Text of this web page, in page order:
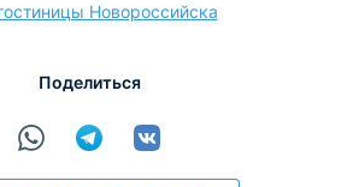
Новороссийска
Поделиться